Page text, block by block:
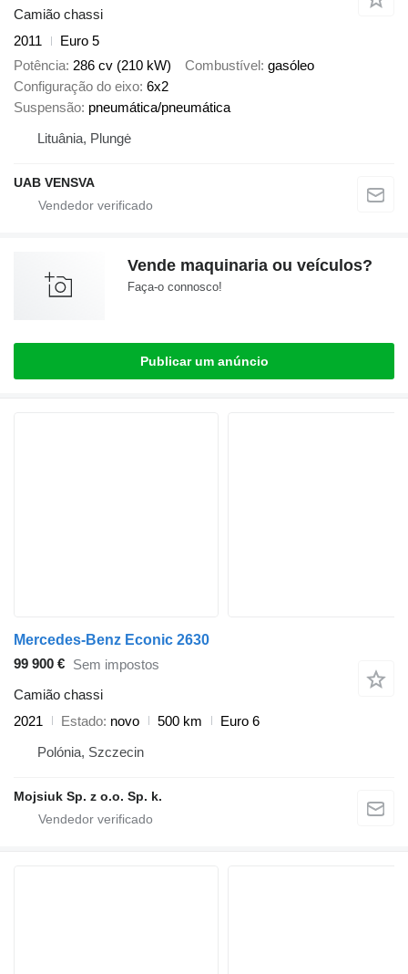
Camião chassi
2011
Euro 5
Potência 286 cv (210 kW) Combustível gasóleo
Configuração do eixo 6x2
Suspensão pneumática/pneumática
Lituânia, Plungė
UAB VENSVA
Vende maquinaria ou veículos?
Faça-o connosco!
Publicar um anúncio
Mercedes-Benz Econic 2630
99 900 € Sem impostos
Camião chassi
2021
Estado novo 500 km
Euro 6
Polónia, Szczecin
Mojsiuk Sp. z o.o. Sp. k.